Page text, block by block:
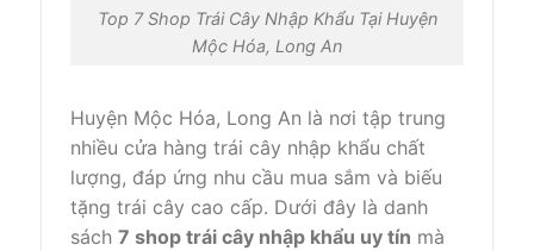
Top 7 Shop Trái Cây Nhập Khẩu Tại Huyện
Mộc Hóa, Long An
Huyện Mộc Hóa, Long An là nơi tập trung
nhiều cửa hàng trái cây nhập khẩu chất
lượng, đáp ứng nhu cầu mua sắm và biếu
tặng trái cây cao cấp. Dưới đây là danh
sách 7 shop trái cây nhập khẩu uy tín mà